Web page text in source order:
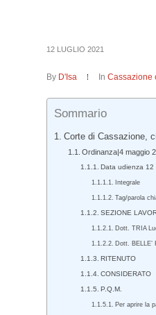
12 LUGLIO 2021
By D'Isa InCassazione
Sommario
Corte di Cassazione,
Ordinanza|4 maggio
Data udienza 12
Integrale
Tag/parola
SEZIONE
Dott. TRIA
Dott. BELLE’
RITENUTO
CONSIDERATO
P.Q.M.
Per aprire la